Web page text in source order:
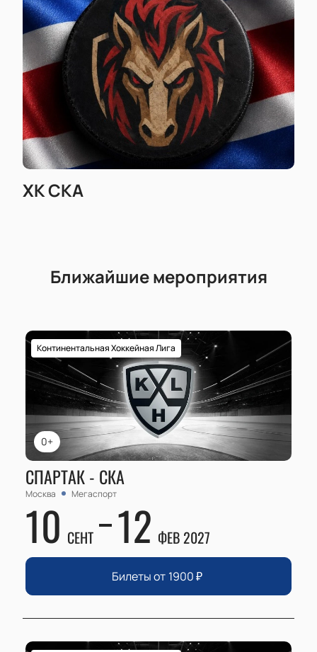
ХК СКА
Ближайшие мероприятия
0+
Континентальная Хоккейная Лига
СПАРТАК - СКА
Москва Мегаспорт
10 СЕНТ 12 ФЕВ 2027
Билеты от 1900₽